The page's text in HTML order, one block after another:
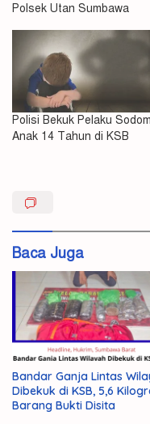
Polsek Utan Sumbawa
Polisi Bekuk Pelaku
Anak 14 Tahun di KSB
Polisi
Baca Juga
Bandar Ganja Lintas
Dibekuk di KSB, 5,6
Barang Bukti Disita